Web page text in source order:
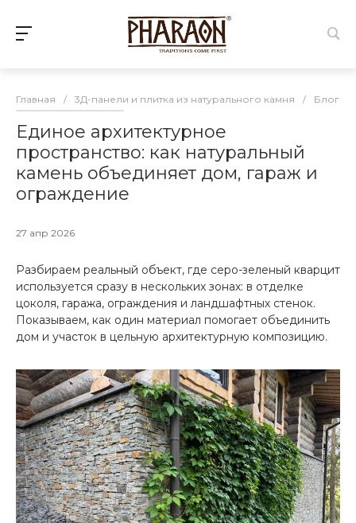
Главная / 3Д-панели и плитка из натурального камня / Блог о
Единое архитектурное
пространство: как натуральный
камень объединяет дом, гараж и
ограждение
27 апр 2026
Разбираем реальный объект, где серо-зеленый кварцит
используется сразу в нескольких зонах: в отделке
цоколя, гаража, ограждения и ландшафтных стенок.
Показываем, как один материал помогает объединить
дом и участок в цельную архитектурную композицию.